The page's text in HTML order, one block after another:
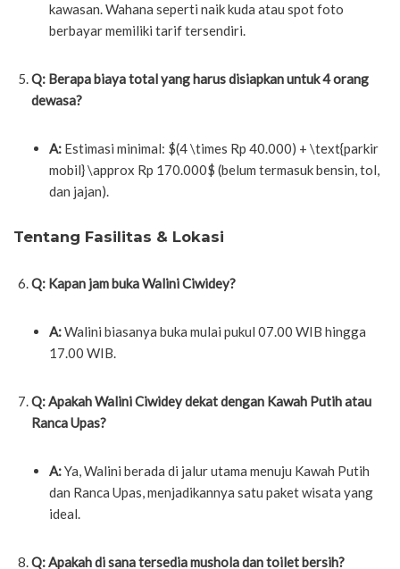
kawasan. Wahana seperti naik kuda atau spot foto
berbayar memiliki tarif tersendiri.
Q: Berapa biaya total yang harus disiapkan untuk 4 orang
dewasa?
A: Estimasi minimal: $(4 \times Rp 40.000) + \text{parkir
mobil} \approx Rp 170.000$ (belum termasuk bensin, tol,
dan jajan).
Tentang Fasilitas & Lokasi
Q: Kapan jam buka Walini Ciwidey?
A:Walini biasanya buka mulai pukul 07.00 WIB hingga
17.00 WIB.
Q: Apakah Walini Ciwidey dekat dengan Kawah Putih atau
Ranca Upas?
A:Ya, Walini berada di jalur utama menuju Kawah Putih
dan Ranca Upas, menjadikannya satu paket wisata yang
ideal.
Q: Apakah di sana tersedia mushola dan toilet bersih?